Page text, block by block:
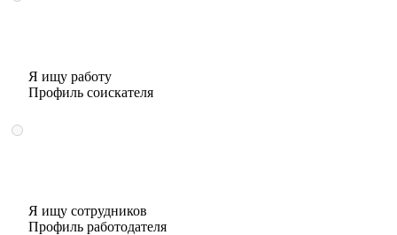
Я ищу работу
Профиль соискателя
Я ищу сотрудников
Профиль работодателя